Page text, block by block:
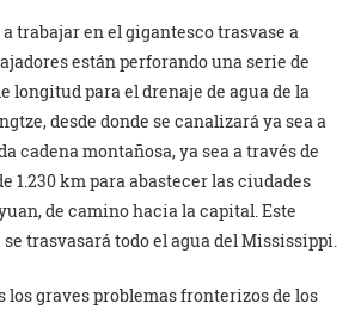
trabajar en el gigantesco trasvase a
están perforando una serie de
longitud para el drenaje de agua de la
desde donde se canalizará ya sea a
cadena montañosa, ya sea a través de
1.230 km para abastecer las ciudades
de camino hacia la capital. Este
trasvasará todo el agua del Mississippi.
los graves problemas fronterizos de los